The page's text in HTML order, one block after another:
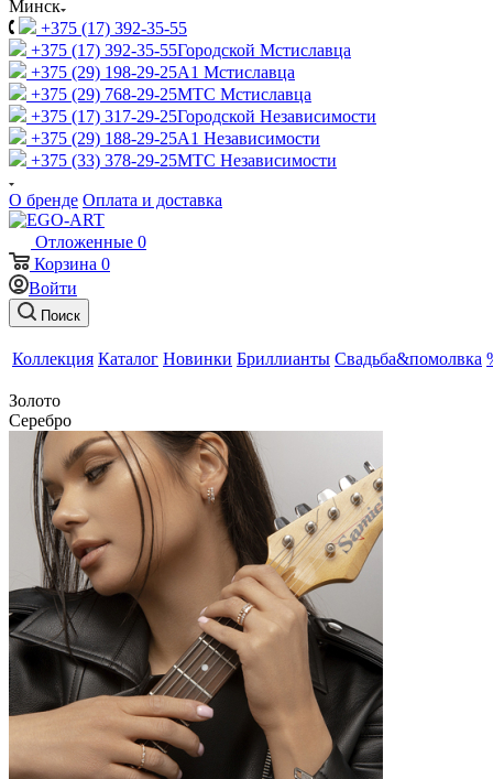
Минск
+375 (17) 392-35-55
+375 (17) 392-35-55Городской Мстиславца
+375 (29) 198-29-25A1 Мстиславца
+375 (29) 768-29-25МТС Мстиславца
+375 (17) 317-29-25Городской Независимости
+375 (29) 188-29-25A1 Независимости
+375 (33) 378-29-25МТС Независимости
О бренде Оплата и доставка
Отложенные 0
Корзина 0
Войти
Поиск
Коллекция Каталог Новинки Бриллианты Свадьба&помолвка
Золото
Серебро